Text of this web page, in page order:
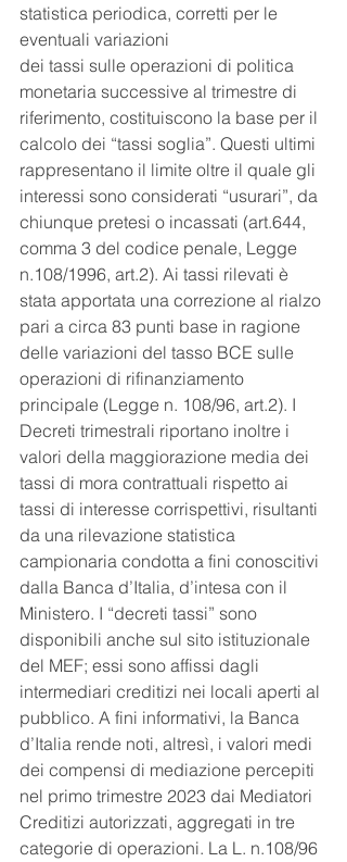
statistica periodica, corretti per le
eventuali variazioni
dei tassi sulle operazioni di politica
monetaria successive al trimestre di
riferimento, costituiscono la base per il
calcolo dei “tassi soglia”. Questi ultimi
rappresentano il limite oltre il quale gli
interessi sono considerati “usurari”, da
chiunque pretesi o incassati (art.644,
comma 3 del codice penale, Legge
n.108/1996, art.2). Ai tassi rilevati è
stata apportata una correzione al rialzo
pari a circa 83 punti base in ragione
delle variazioni del tasso BCE sulle
operazioni di rifinanziamento
principale (Legge n. 108/96, art.2). I
Decreti trimestrali riportano inoltre i
valori della maggiorazione media dei
tassi di mora contrattuali rispetto ai
tassi di interesse corrispettivi, risultanti
da una rilevazione statistica
campionaria condotta a fini conoscitivi
dalla Banca d’Italia, d’intesa con il
Ministero. I “decreti tassi” sono
disponibili anche sul sito istituzionale
del MEF; essi sono affissi dagli
intermediari creditizi nei locali aperti al
pubblico. A fini informativi, la Banca
d’Italia rende noti, altresì, i valori medi
dei compensi di mediazione percepiti
nel primo trimestre 2023 dai Mediatori
Creditizi autorizzati, aggregati in tre
categorie di operazioni. La L. n.108/96